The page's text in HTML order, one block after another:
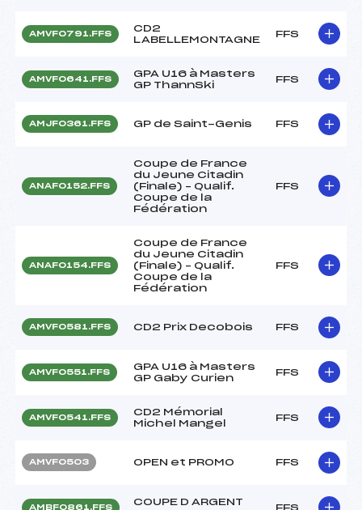
AMVF0791.FFS
CD2
LABELLEMONTAGNE
FFS
AMVF0641.FFS
GPA U16 à Masters
GP ThannSki
FFS
AMJF0361.FFS GP de Saint-Genis FFS
ANAF0152.FFS
Coupe de France
du Jeune Citadin
(Finale) – Qualif.
Coupe de la
Fédération
FFS
ANAF0154.FFS
Coupe de France
du Jeune Citadin
(Finale) – Qualif.
Coupe de la
Fédération
FFS
AMVF0581.FFS CD2 Prix Decobois FFS
AMVF0551.FFS
GPA U16 à Masters
GP Gaby Curien
FFS
AMVF0541.FFS
CD2 Mémorial
Michel Mangel
FFS
AMVF0503 OPEN et PROMO FFS
AMBF0861.FFS
COUPE D ARGENT
FFS